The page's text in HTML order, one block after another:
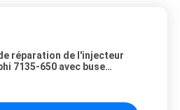
réparation de l'injecteur
7135-650 avec buse